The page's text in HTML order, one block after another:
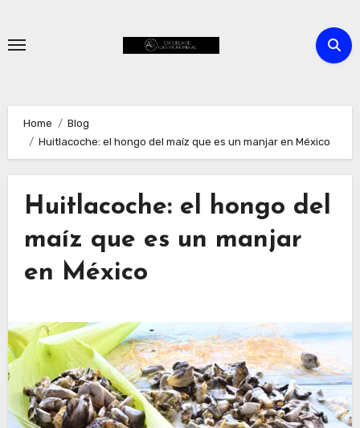
content
Home
Blog
Huitlacoche: el hongo del maíz que es un manjar en México
Huitlacoche: el hongo del
maíz que es un manjar
en México